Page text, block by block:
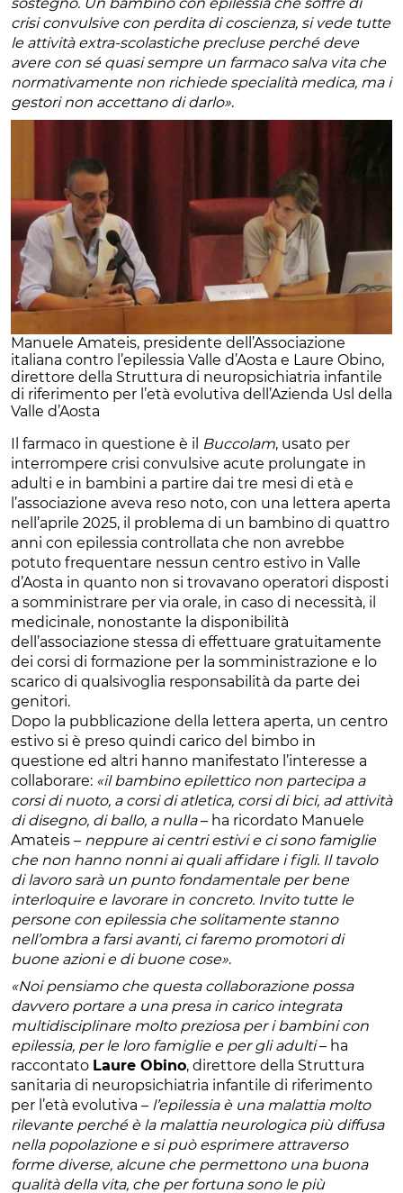
crisi convulsive con perdita di coscienza, si vede tutte
le attività extra-scolastiche precluse perché deve
avere con sé quasi sempre un farmaco salva vita che
normativamente non richiede specialità medica, ma i
gestori non accettano di darlo».
Manuele Amateis, presidente dell’Associazione
italiana contro l’epilessia Valle d’Aosta e Laure Obino,
direttore della Struttura di neuropsichiatria infantile
di riferimento per l’età evolutiva dell’Azienda Usl della
Valle d’Aosta
Il farmaco in questione è il Buccolam, usato per
interrompere crisi convulsive acute prolungate in
adulti e in bambini a partire dai tre mesi di età e
l’associazione aveva reso noto, con una lettera aperta
nell’aprile 2025, il problema di un bambino di quattro
anni con epilessia controllata che non avrebbe
potuto frequentare nessun centro estivo in Valle
d’Aosta in quanto non si trovavano operatori disposti
a somministrare per via orale, in caso di necessità, il
medicinale, nonostante la disponibilità
dell’associazione stessa di effettuare gratuitamente
dei corsi di formazione per la somministrazione e lo
scarico di qualsivoglia responsabilità da parte dei
genitori.
Dopo la pubblicazione della lettera aperta, un centro
estivo si è preso quindi carico del bimbo in
questione ed altri hanno manifestato l’interesse a
collaborare: «il bambino epilettico non partecipa a
corsi di nuoto, a corsi di atletica, corsi di bici, ad attività
di disegno, di ballo, a nulla– ha ricordato Manuele
Amateis – neppure ai centri estivi e ci sono famiglie
che non hanno nonni ai quali affidare i figli. Il tavolo
di lavoro sarà un punto fondamentale per bene
interloquire e lavorare in concreto. Invito tutte le
persone con epilessia che solitamente stanno
nell’ombra a farsi avanti, ci faremo promotori di
buone azioni e di buone cose».
«Noi pensiamo che questa collaborazione possa
davvero portare a una presa in carico integrata
multidisciplinare molto preziosa per i bambini con
epilessia, per le loro famiglie e per gli adulti– ha
raccontato Laure Obino, direttore della Struttura
sanitaria di neuropsichiatria infantile di riferimento
per l’età evolutiva – l’epilessia è una malattia molto
rilevante perché è la malattia neurologica più diffusa
nella popolazione e si può esprimere attraverso
forme diverse, alcune che permettono una buona
qualità della vita, che per fortuna sono le più